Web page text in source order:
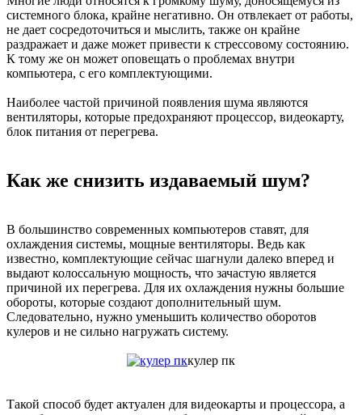
системного блока, крайне негативно. Он отвлекает от работы,
не дает сосредоточиться и мыслить, также он крайне
раздражает и даже может привести к стрессовому состоянию.
К тому же он может оповещать о проблемах внутри
компьютера, с его комплектующими.
Наиболее частой причиной появления шума являются
вентиляторы, которые предохраняют процессор, видеокарту,
блок питания от перегрева.
Как же снизить издаваемый шум?
В большинство современных компьютеров ставят, для
охлаждения системы, мощные вентиляторы. Ведь как
известно, комплектующие сейчас шагнули далеко вперед и
выдают колоссальную мощность, что зачастую является
причиной их перегрева. Для их охлаждения нужны большие
обороты, которые создают дополнительный шум.
Следовательно, нужно уменьшить количество оборотов
кулеров и не сильно нагружать систему.
кулер пк
Такой способ будет актуален для видеокарты и процессора, а